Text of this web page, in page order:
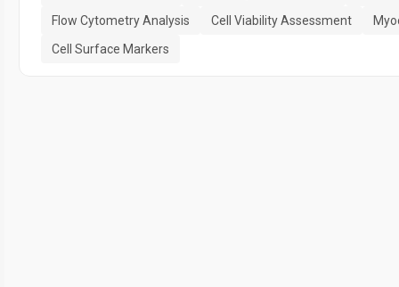
Flow Cytometry Analysis
Cell Viability Assessment
Cell Surface Markers